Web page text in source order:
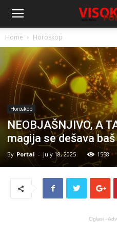
Home Horoskop
Horoskop
NEOBJAŠNJIVO, A
magija se dešava
By Portal - July 18, 2025 1558
Oglasi -